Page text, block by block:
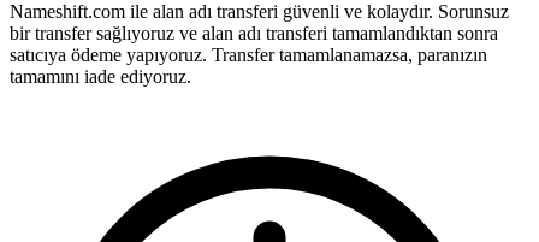
Nameshift.com ile alan adı transferi güvenli ve kolaydır. Sorunsuz
bir transfer sağlıyoruz ve alan adı transferi tamamlandıktan sonra
satıcıya ödeme yapıyoruz. Transfer tamamlanamazsa, paranızın
tamamını iade ediyoruz.